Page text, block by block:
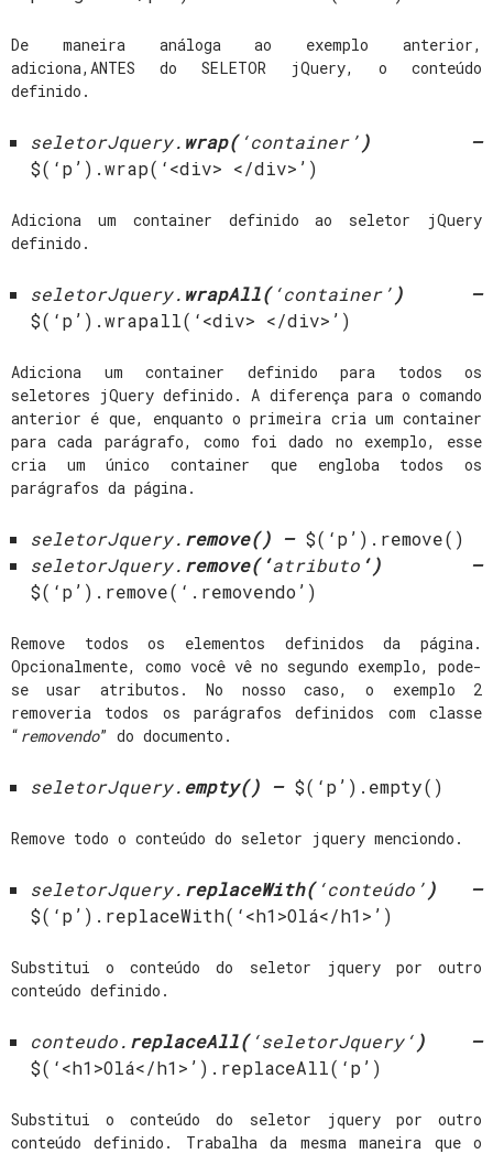
De maneira análoga ao exemplo anterior,
adiciona,ANTES do SELETOR jQuery, o conteúdo
definido.
seletorJquery. wrap(‘container’ ) –
$(‘p’).wrap(‘<div> </div>’)
Adiciona um container definido ao seletor jQuery
definido.
seletorJquery. wrapAll(‘container’ ) –
$(‘p’).wrapall(‘<div> </div>’)
Adiciona um container definido para todos os
seletores jQuery definido. A diferença para o comando
anterior é que, enquanto o primeira cria um container
para cada parágrafo, como foi dado no exemplo, esse
cria um único container que engloba todos os
parágrafos da página.
seletorJquery. remove() – $(‘p’).remove()
seletorJquery. remove(‘atributo ‘ ) –
$(‘p’).remove(‘.removendo’)
Remove todos os elementos definidos da página.
Opcionalmente, como você vê no segundo exemplo, pode-
se usar atributos. No nosso caso, o exemplo 2
removeria todos os parágrafos definidos com classe
“ removendo” do documento.
seletorJquery. empty() – $(‘p’).empty()
Remove todo o conteúdo do seletor jquery menciondo.
seletorJquery. replaceWith(‘conteúdo’ ) –
$(‘p’).replaceWith(‘<h1>Olá</h1>’)
Substitui o conteúdo do seletor jquery por outro
conteúdo definido.
conteudo. replaceAll(‘seletorJquery‘ ) –
$(‘<h1>Olá</h1>’).replaceAll(‘p’)
Substitui o conteúdo do seletor jquery por outro
conteúdo definido. Trabalha da mesma maneira que o